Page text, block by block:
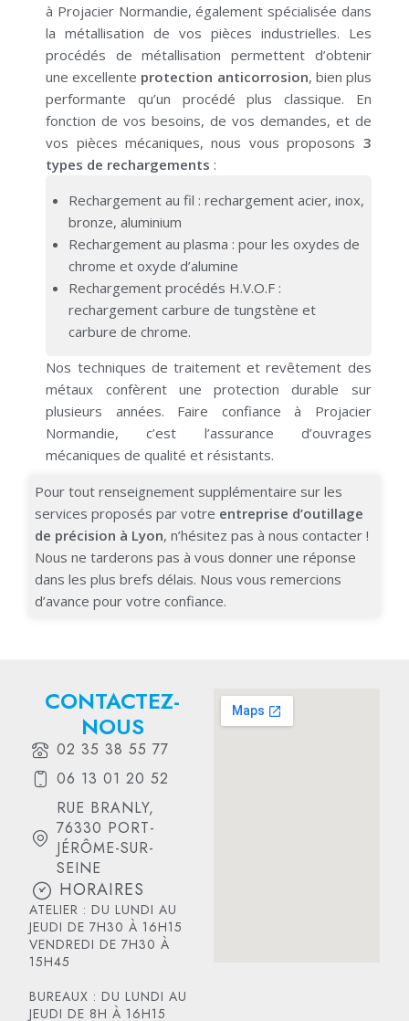
à Projacier Normandie, également spécialisée dans
la métallisation de vos pièces industrielles. Les
procédés de métallisation permettent d’obtenir
une excellente protection anticorrosion, bien plus
performante qu’un procédé plus classique. En
fonction de vos besoins, de vos demandes, et de
vos pièces mécaniques, nous vous proposons 3
types de rechargements :
Rechargement au fil : rechargement acier, inox,
bronze, aluminium
Rechargement au plasma : pour les oxydes de
chrome et oxyde d’alumine
Rechargement procédés H.V.O.F :
rechargement carbure de tungstène et
carbure de chrome.
Nos techniques de traitement et revêtement des
métaux confèrent une protection durable sur
plusieurs années. Faire confiance à Projacier
Normandie, c’est l’assurance d’ouvrages
mécaniques de qualité et résistants.
Pour tout renseignement supplémentaire sur les
services proposés par votre entreprise d’outillage
de précision à Lyon, n’hésitez pas à nous contacter !
Nous ne tarderons pas à vous donner une réponse
dans les plus brefs délais. Nous vous remercions
d’avance pour votre confiance.
CONTACTEZ-
NOUS
02 35 38 55 77
06 13 01 20 52
RUE BRANLY,
76330 PORT-
JÉRÔME-SUR-
SEINE
HORAIRES
ATELIER : DU LUNDI AU
JEUDI DE 7H30 À 16H15
VENDREDI DE 7H30 À
15H45
BUREAUX : DU LUNDI AU
JEUDI DE 8H À 16H15